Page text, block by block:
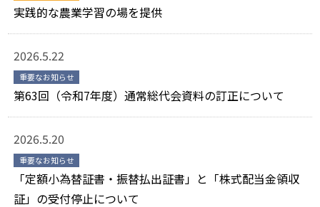
実践的な農業学習の場を提供
2026.5.22
重要なお知らせ
第63回（令和7年度）通常総代会資料の訂正について
2026.5.20
重要なお知らせ
「定額小為替証書・振替払出証書」と「株式配当金領収
証」の受付停止について